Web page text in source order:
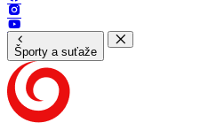
Športy a suťaže